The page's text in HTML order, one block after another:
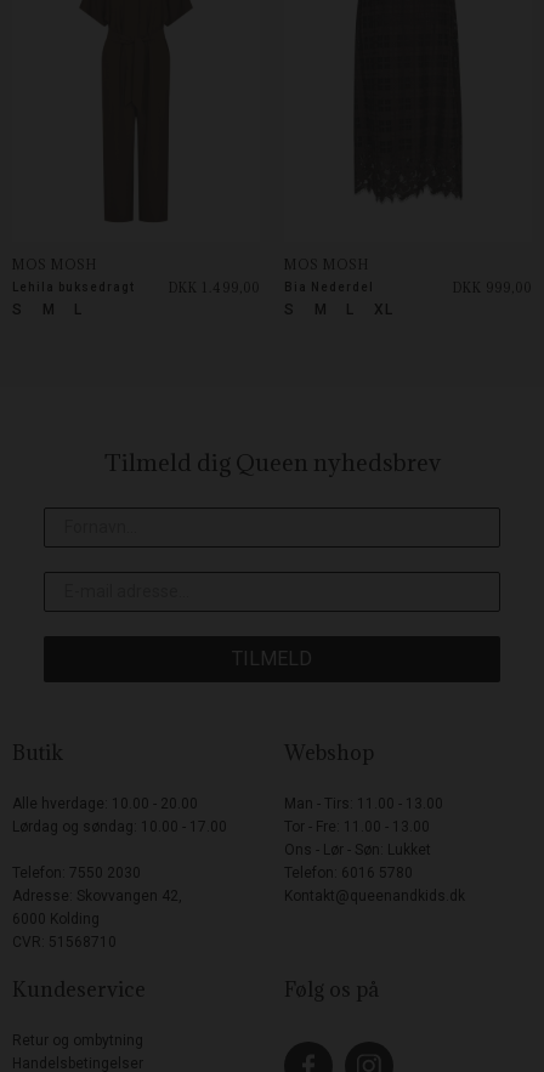
S M L
MOS MOSH
Lehila buksedragt DKK 1.499,00
S M L XL
MOS MOSH
Bia Nederdel DKK 999,00
Tilmeld dig Queen nyhedsbrev
TILMELD
Butik
Alle hverdage: 10.00 - 20.00
Lørdag og søndag: 10.00 - 17.00
Telefon: 7550 2030
Adresse: Skovvangen 42,
6000 Kolding
CVR: 51568710
Webshop
Man - Tirs: 11.00 - 13.00
Tor - Fre: 11.00 - 13.00
Ons - Lør - Søn: Lukket
Telefon: 6016 5780
Kontakt@queenandkids.dk
Kundeservice
Retur og ombytning
Handelsbetingelser
Følg os på